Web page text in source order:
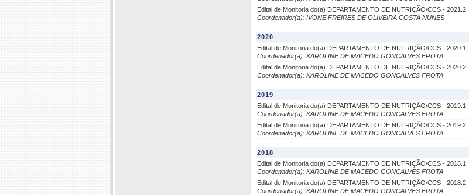
Edital de Monitoria do(a) DEPARTAMENTO DE NUTRIÇÃO/CCS - 2021.2
Coordenador(a): IVONE FREIRES DE OLIVEIRA COSTA NUNES
2020
Edital de Monitoria do(a) DEPARTAMENTO DE NUTRIÇÃO/CCS - 2020.1
Coordenador(a): KAROLINE DE MACEDO GONCALVES FROTA
Edital de Monitoria do(a) DEPARTAMENTO DE NUTRIÇÃO/CCS - 2020.2
Coordenador(a): KAROLINE DE MACEDO GONCALVES FROTA
2019
Edital de Monitoria do(a) DEPARTAMENTO DE NUTRIÇÃO/CCS - 2019.1
Coordenador(a): KAROLINE DE MACEDO GONCALVES FROTA
Edital de Monitoria do(a) DEPARTAMENTO DE NUTRIÇÃO/CCS - 2019.2
Coordenador(a): KAROLINE DE MACEDO GONCALVES FROTA
2018
Edital de Monitoria do(a) DEPARTAMENTO DE NUTRIÇÃO/CCS - 2018.1
Coordenador(a): KAROLINE DE MACEDO GONCALVES FROTA
Edital de Monitoria do(a) DEPARTAMENTO DE NUTRIÇÃO/CCS - 2018.2
Coordenador(a): KAROLINE DE MACEDO GONCALVES FROTA